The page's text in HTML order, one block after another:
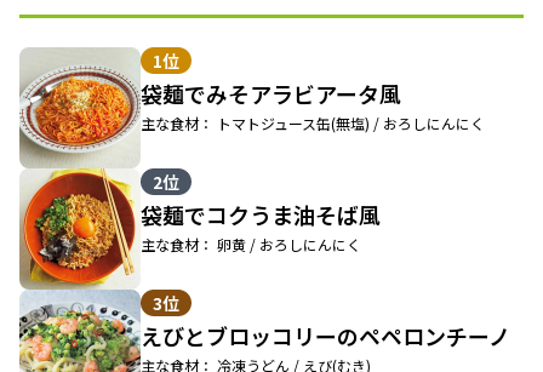
1位
袋麺でみそアラビアータ風
主な食材： トマトジュース缶(無塩) / おろしにんにく
2位
袋麺でコクうま油そば風
主な食材： 卵黄 / おろしにんにく
3位
えびとブロッコリーのペペロンチーノ
主な食材： 冷凍うどん / えび(むき)